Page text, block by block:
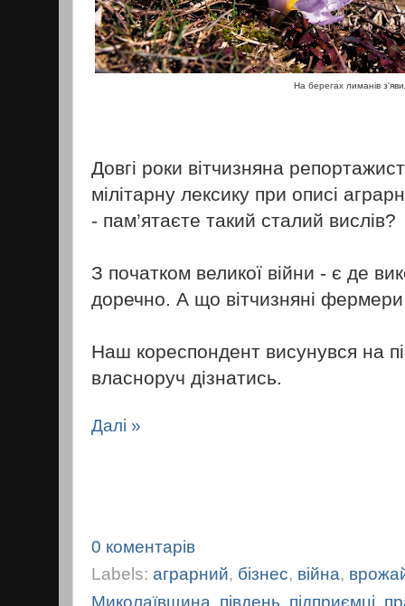
На берегах лиманів
Довгі роки вітчизняна
мілітарну лексику при описі
- пам’ятаєте такий сталий вислів?
З початком великої війни - є де
доречно. А що вітчизняні
Наш кореспондент висунувся на
власноруч дізнатись.
Далі »
0 коментарів
Labels: аграрний, бізнес, війна,
Миколаївщина, південь, підприємці,